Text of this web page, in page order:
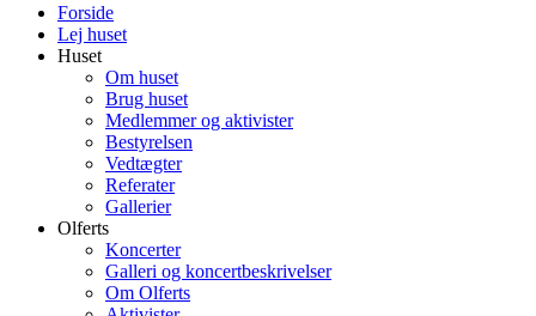
Forside
Lej huset
Huset
Om huset
Brug huset
Medlemmer og aktivister
Bestyrelsen
Vedtægter
Referater
Gallerier
Olferts
Koncerter
Galleri og koncertbeskrivelser
Om Olferts